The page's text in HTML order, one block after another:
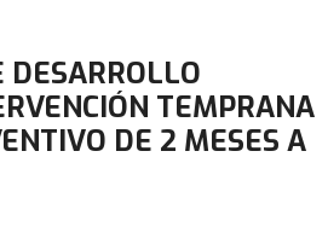
DESARROLLO
TEMPRANA
DE 2 MESES A